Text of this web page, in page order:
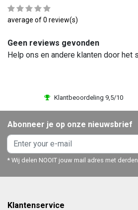
average of 0 review(s)
Geen reviews gevonden
Help ons en andere klanten door het
Klantbeoordeling 9,5/10
Abonneer je op onze nieuwsbrief
* Wij delen NOOIT jouw mail adres met derden.
Klantenservice